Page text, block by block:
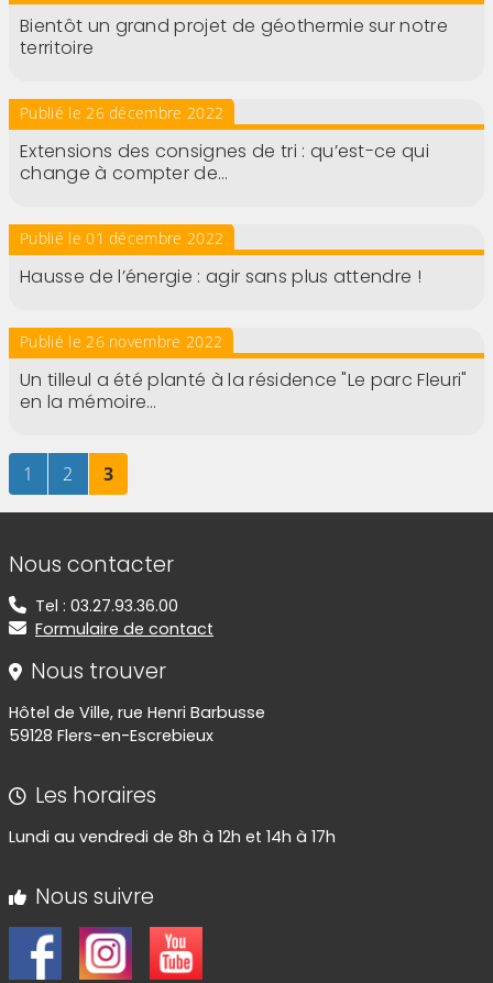
Bientôt un grand projet de géothermie sur notre
territoire
Publié le 26 décembre 2022
Extensions des consignes de tri : qu’est-ce qui
change à compter de…
Publié le 01 décembre 2022
Hausse de l’énergie : agir sans plus attendre !
Publié le 26 novembre 2022
Un tilleul a été planté à la résidence "Le parc Fleuri"
en la mémoire…
Page
1 sur 3Page
2 sur 3Page
3sur 3
Informations de contact
Nous contacter
Tel : 03.27.93.36.00
Formulaire de contact
Nous trouver
Hôtel de Ville, rue Henri Barbusse
59128 Flers-en-Escrebieux
Les horaires
Lundi au vendredi de 8h à 12h et 14h à 17h
Nous suivre